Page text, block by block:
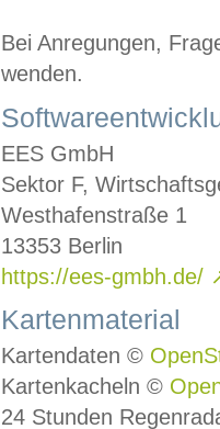
Bei Anregungen,
wenden.
EES GmbH
Sektor F,
Westhafenstraße 1
13353 Berlin
https://ees-gmbh.de/
Kartenmaterial
Kartendaten ©
Kartenkacheln ©
24 Stunden